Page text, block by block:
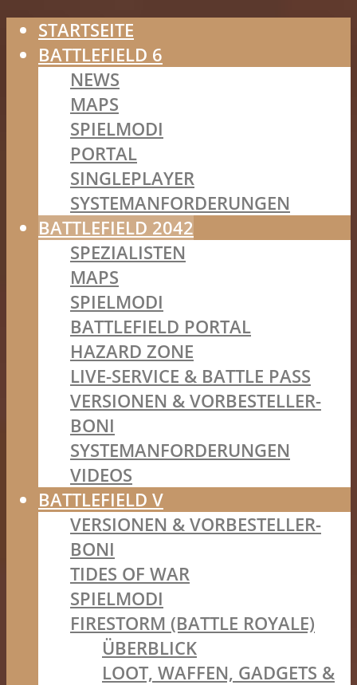
STARTSEITE
BATTLEFIELD 6
NEWS
MAPS
SPIELMODI
PORTAL
SINGLEPLAYER
SYSTEMANFORDERUNGEN
BATTLEFIELD 2042
SPEZIALISTEN
MAPS
SPIELMODI
BATTLEFIELD PORTAL
HAZARD ZONE
LIVE-SERVICE & BATTLE PASS
VERSIONEN & VORBESTELLER-
BONI
SYSTEMANFORDERUNGEN
VIDEOS
BATTLEFIELD V
VERSIONEN & VORBESTELLER-
BONI
TIDES OF WAR
SPIELMODI
FIRESTORM (BATTLE ROYALE)
ÜBERBLICK
LOOT, WAFFEN, GADGETS &